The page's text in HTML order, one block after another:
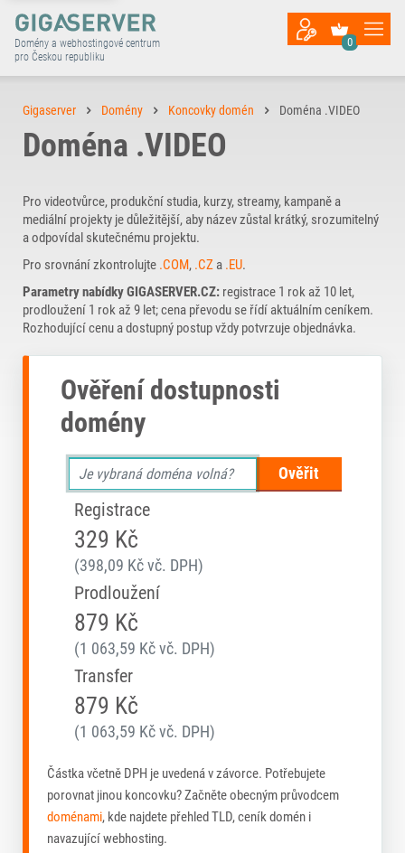
Domény a webhostingové centrum
pro Českou republiku
0
Gigaserver Domény Koncovky domén Doména .VIDEO
Doména .VIDEO
Pro videotvůrce, produkční studia, kurzy, streamy, kampaně a
mediální projekty je důležitější, aby název zůstal krátký, srozumitelný
a odpovídal skutečnému projektu.
Pro srovnání zkontrolujte .COM, .CZ a .EU.
Parametry nabídky GIGASERVER.CZ: registrace 1 rok až 10 let,
prodloužení 1 rok až 9 let; cena převodu se řídí aktuálním ceníkem.
Rozhodující cenu a dostupný postup vždy potvrzuje objednávka.
Ověření dostupnosti
domény
Ověřit
Registrace
329 Kč
(398,09 Kč vč. DPH)
Prodloužení
879 Kč
(1 063,59 Kč vč. DPH)
Transfer
879 Kč
(1 063,59 Kč vč. DPH)
Částka včetně DPH je uvedená v závorce. Potřebujete
porovnat jinou koncovku? Začněte obecným průvodcem
doménami, kde najdete přehled TLD, ceník domén i
navazující webhosting.